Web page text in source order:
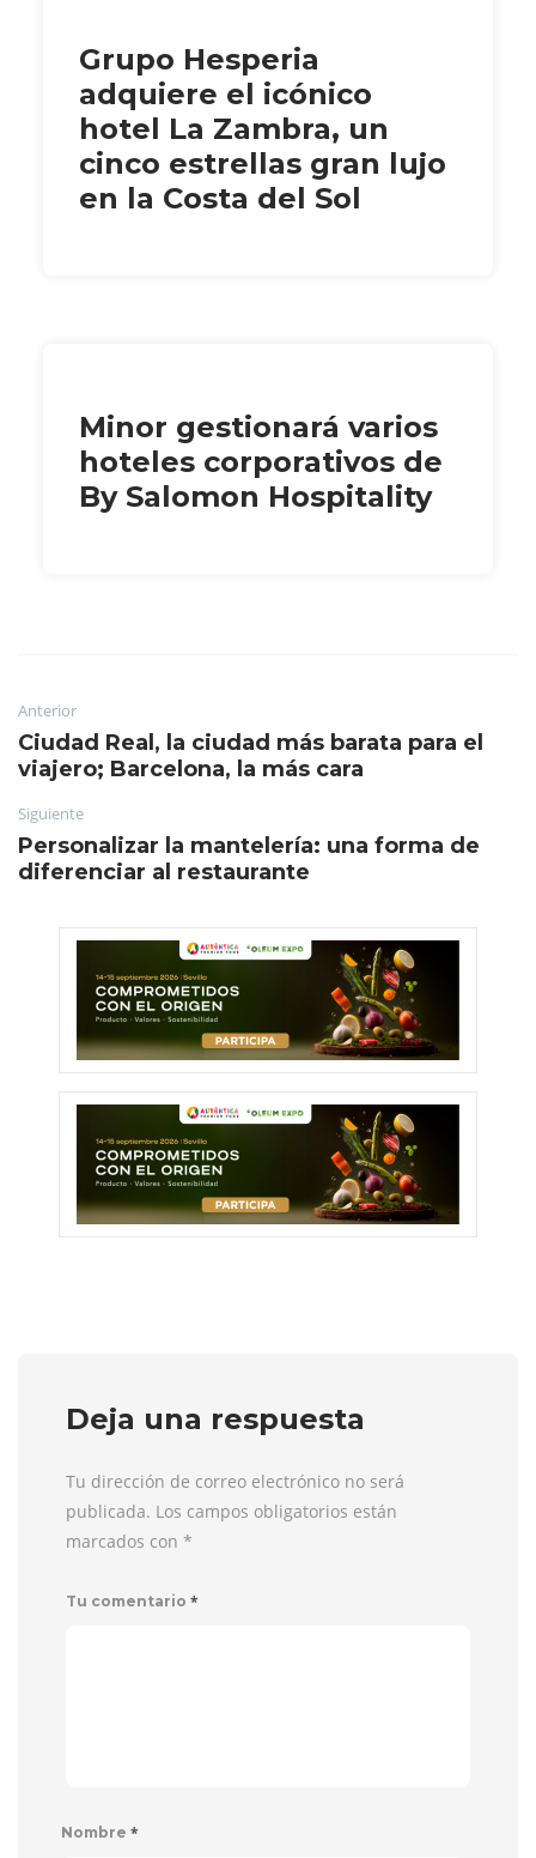
Grupo Hesperia
adquiere el icónico
hotel La Zambra, un
cinco estrellas gran lujo
en la Costa del Sol
Minor gestionará varios
hoteles corporativos de
By Salomon Hospitality
Anterior
Ciudad Real, la ciudad más barata para el
viajero; Barcelona, la más cara
Siguiente
Personalizar la mantelería: una forma de
diferenciar al restaurante
Deja una respuesta
Tu dirección de correo electrónico no será
publicada. Los campos obligatorios están
marcados con *
Tu comentario *
Nombre *